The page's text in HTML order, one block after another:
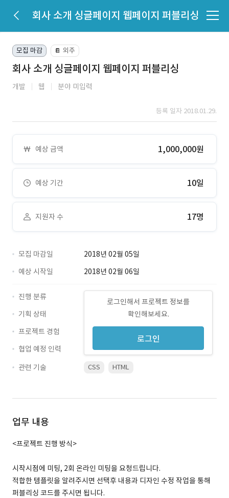
회사 소개 싱글페이지 웹페이지 퍼블리싱
모집 마감 📔 외주
회사 소개 싱글페이지 웹페이지 퍼블리싱
개발 웹 분야 미입력
등록 일자 2018.01.29.
예상 금액 1,000,000원
예상 기간 10일
지원자 수 17명
모집 마감일
2018년 02월 05일
예상 시작일
2018년 02월 06일
로그인해서 프로젝트 정보를
확인해보세요.
로그인
진행 분류
기획 상태
프로젝트 경험
협업 예정 인력
관련 기술
CSS HTML
업무 내용
<프로젝트 진행 방식>
시작시점에 미팅, 2회 온라인 미팅을 요청드립니다.
적합한 템플릿을 알려주시면 선택후 내용과 디자인 수정 작업을 통해
퍼블리싱 코드를 주시면 됩니다.